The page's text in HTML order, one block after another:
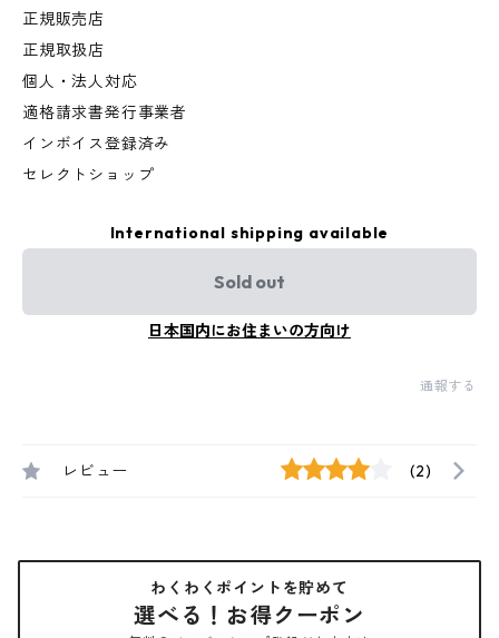
正規販売店
正規取扱店
個人・法人対応
適格請求書発行事業者
インボイス登録済み
セレクトショップ
International shipping available
Sold out
日本国内にお住まいの方向け
通報する
レビュー (2)
わくわくポイントを貯めて
選べる！お得クーポン